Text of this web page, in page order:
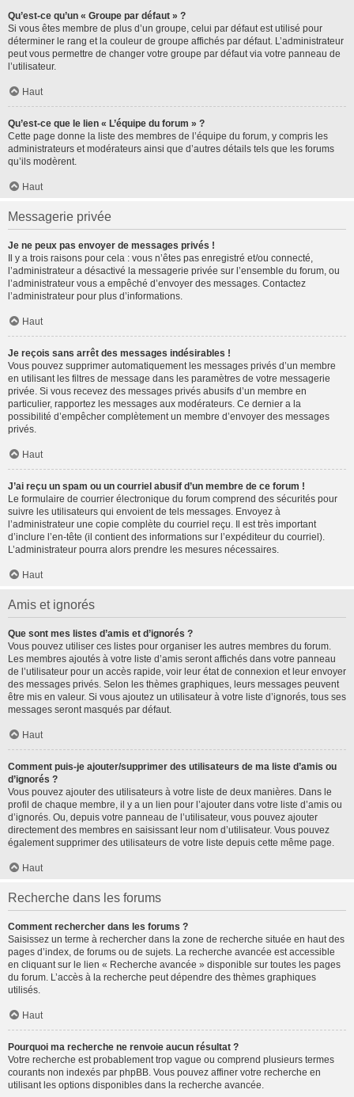
Qu’est-ce qu’un « Groupe par défaut » ?
Si vous êtes membre de plus d’un groupe, celui par défaut est utilisé pour
déterminer le rang et la couleur de groupe affichés par défaut. L’administrateur
peut vous permettre de changer votre groupe par défaut via votre panneau de
l’utilisateur.
Haut
Qu’est-ce que le lien « L’équipe du forum » ?
Cette page donne la liste des membres de l’équipe du forum, y compris les
administrateurs et modérateurs ainsi que d’autres détails tels que les forums
qu’ils modèrent.
Haut
Messagerie privée
Je ne peux pas envoyer de messages privés !
Il y a trois raisons pour cela : vous n’êtes pas enregistré et/ou connecté,
l’administrateur a désactivé la messagerie privée sur l’ensemble du forum, ou
l’administrateur vous a empêché d’envoyer des messages. Contactez
l’administrateur pour plus d’informations.
Haut
Je reçois sans arrêt des messages indésirables !
Vous pouvez supprimer automatiquement les messages privés d’un membre
en utilisant les filtres de message dans les paramètres de votre messagerie
privée. Si vous recevez des messages privés abusifs d’un membre en
particulier, rapportez les messages aux modérateurs. Ce dernier a la
possibilité d’empêcher complètement un membre d’envoyer des messages
privés.
Haut
J’ai reçu un spam ou un courriel abusif d’un membre de ce forum !
Le formulaire de courrier électronique du forum comprend des sécurités pour
suivre les utilisateurs qui envoient de tels messages. Envoyez à
l’administrateur une copie complète du courriel reçu. Il est très important
d’inclure l’en-tête (il contient des informations sur l’expéditeur du courriel).
L’administrateur pourra alors prendre les mesures nécessaires.
Haut
Amis et ignorés
Que sont mes listes d’amis et d’ignorés ?
Vous pouvez utiliser ces listes pour organiser les autres membres du forum.
Les membres ajoutés à votre liste d’amis seront affichés dans votre panneau
de l’utilisateur pour un accès rapide, voir leur état de connexion et leur envoyer
des messages privés. Selon les thèmes graphiques, leurs messages peuvent
être mis en valeur. Si vous ajoutez un utilisateur à votre liste d’ignorés, tous ses
messages seront masqués par défaut.
Haut
Comment puis-je ajouter/supprimer des utilisateurs de ma liste d’amis ou
d’ignorés ?
Vous pouvez ajouter des utilisateurs à votre liste de deux manières. Dans le
profil de chaque membre, il y a un lien pour l’ajouter dans votre liste d’amis ou
d’ignorés. Ou, depuis votre panneau de l’utilisateur, vous pouvez ajouter
directement des membres en saisissant leur nom d’utilisateur. Vous pouvez
également supprimer des utilisateurs de votre liste depuis cette même page.
Haut
Recherche dans les forums
Comment rechercher dans les forums ?
Saisissez un terme à rechercher dans la zone de recherche située en haut des
pages d’index, de forums ou de sujets. La recherche avancée est accessible
en cliquant sur le lien « Recherche avancée » disponible sur toutes les pages
du forum. L’accès à la recherche peut dépendre des thèmes graphiques
utilisés.
Haut
Pourquoi ma recherche ne renvoie aucun résultat ?
Votre recherche est probablement trop vague ou comprend plusieurs termes
courants non indexés par phpBB. Vous pouvez affiner votre recherche en
utilisant les options disponibles dans la recherche avancée.